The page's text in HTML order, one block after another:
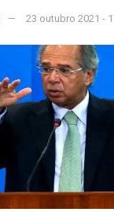
23 outubro 2021 -